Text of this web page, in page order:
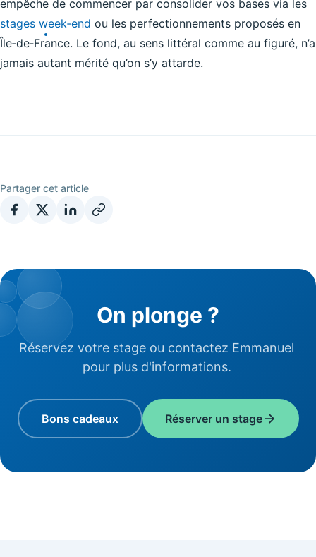
empêche de commencer par consolider vos bases via les
stages week‑end ou les perfectionnements proposés en
Île‑de‑France. Le fond, au sens littéral comme au figuré, n’a
jamais autant mérité qu’on s’y attarde.
Partager cet article
On plonge ?
Réservez votre stage ou contactez Emmanuel
pour plus d'informations.
Bons cadeaux Réserver un stage